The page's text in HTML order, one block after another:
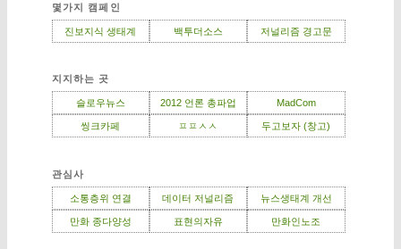
몇가지 캠페인
진보지식 생태계 백투더소스 저널리즘 경고문
지지하는 곳
슬로우뉴스 2012 언론 총파업 MadCom
씽크카페 ㅍㅍㅅㅅ 두고보자 (창고)
관심사
소통층위 연결 데이터 저널리즘 뉴스생태계 개선
만화 종다양성 표현의자유 만화인노조